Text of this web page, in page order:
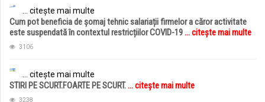
... citește mai multe
Cum pot beneficia de șomaj tehnic salariații firmelor a căror activitate
este suspendată în contextul restricțiilor COVID-19... citește mai multe
3106
... citește mai multe
STIRI PE SCURT.FOARTE PE SCURT.... citește mai multe
3238